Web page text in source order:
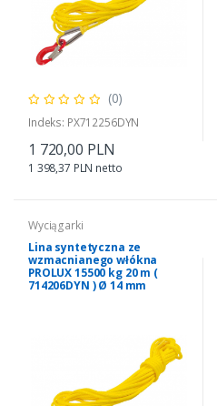
(0)
Indeks: PX712256DYN
1 720,00 PLN
1 398,37 PLN netto
Wyciągarki
Lina syntetyczna ze
wzmacnianego włókna
PROLUX 15500 kg 20 m (
714206DYN ) Ø 14 mm